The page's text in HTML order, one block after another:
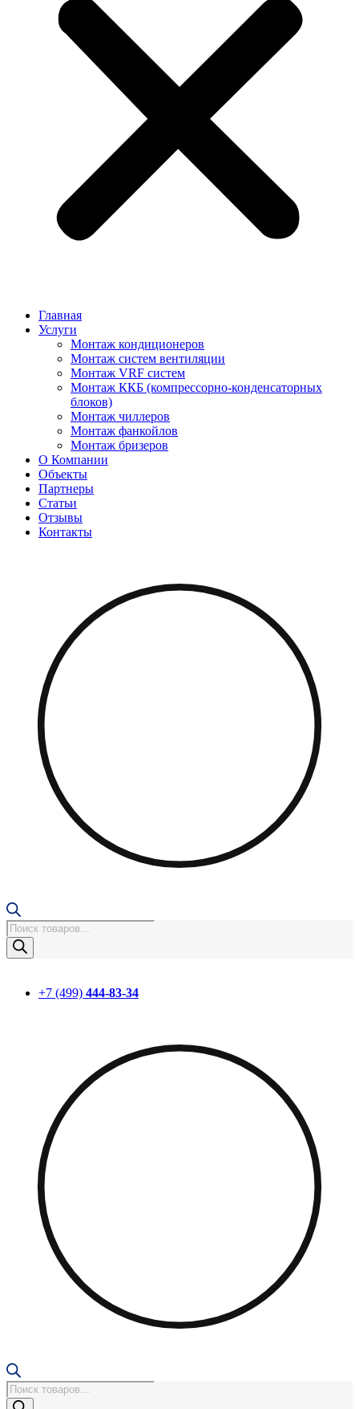
Главная
Услуги
Монтаж кондиционеров
Монтаж cистем вентиляции
Монтаж VRF систем
Монтаж ККБ (компрессорно-конденсаторных
блоков)
Монтаж чиллеров
Монтаж фанкойлов
Монтаж бризеров
О Компании
Объекты
Партнеры
Статьи
Отзывы
Контакты
Поиск
товаров
+7 (499) 444-83-34
Поиск
товаров